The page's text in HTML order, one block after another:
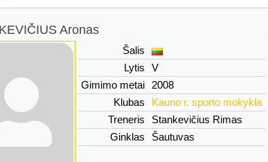
Aronas
Šalis
Lytis
V
Gimimo metai
2008
Klubas
Kauno r. sporto mokykla
Treneris
Stankevičius Rimas
Ginklas
Šautuvas